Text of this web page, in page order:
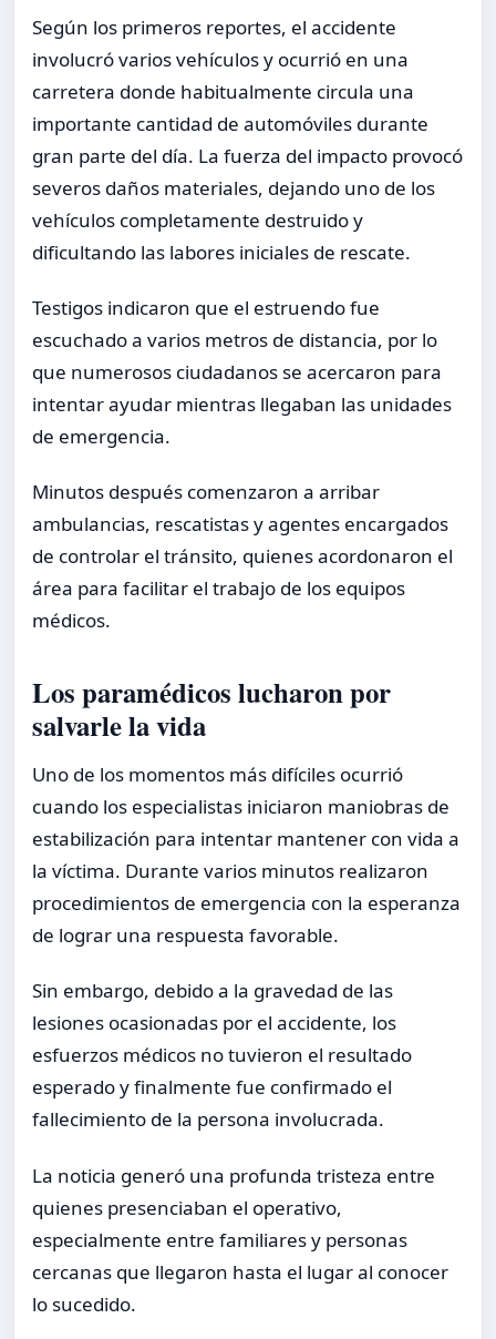
Según los primeros reportes, el accidente
involucró varios vehículos y ocurrió en una
carretera donde habitualmente circula una
importante cantidad de automóviles durante
gran parte del día. La fuerza del impacto provocó
severos daños materiales, dejando uno de los
vehículos completamente destruido y
dificultando las labores iniciales de rescate.
Testigos indicaron que el estruendo fue
escuchado a varios metros de distancia, por lo
que numerosos ciudadanos se acercaron para
intentar ayudar mientras llegaban las unidades
de emergencia.
Minutos después comenzaron a arribar
ambulancias, rescatistas y agentes encargados
de controlar el tránsito, quienes acordonaron el
área para facilitar el trabajo de los equipos
médicos.
Los paramédicos lucharon por
salvarle la vida
Uno de los momentos más difíciles ocurrió
cuando los especialistas iniciaron maniobras de
estabilización para intentar mantener con vida a
la víctima. Durante varios minutos realizaron
procedimientos de emergencia con la esperanza
de lograr una respuesta favorable.
Sin embargo, debido a la gravedad de las
lesiones ocasionadas por el accidente, los
esfuerzos médicos no tuvieron el resultado
esperado y finalmente fue confirmado el
fallecimiento de la persona involucrada.
La noticia generó una profunda tristeza entre
quienes presenciaban el operativo,
especialmente entre familiares y personas
cercanas que llegaron hasta el lugar al conocer
lo sucedido.